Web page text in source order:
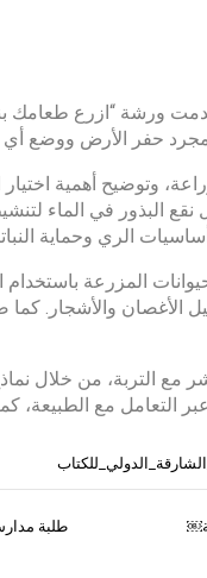
ورشة “ازرع طعامك
مجرد حفر الأرض ووضع أي
وتوضيح أهمية
البذور في الماء
الري وحماية
المزرعة
الأغصان والأشجار.
مع التربة، من خلال
التعامل مع
طلبة